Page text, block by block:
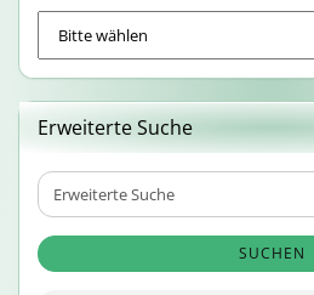
Erweiterte Suche
Erweiterte
Suche
SUCHEN